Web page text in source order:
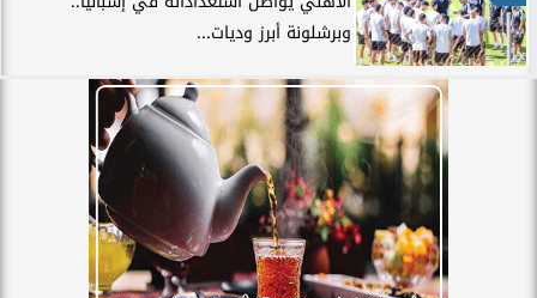
وبرشلونة أبرز وديات...